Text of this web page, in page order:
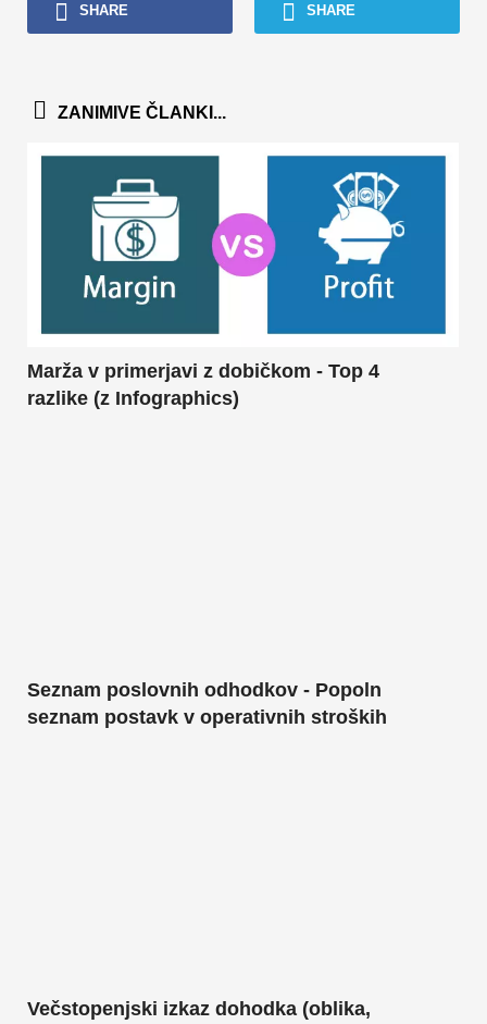
SHARE SHARE
ZANIMIVE ČLANKI...
Marža v primerjavi z dobičkom - Top 4
razlike (z Infographics)
Seznam poslovnih odhodkov - Popoln
seznam postavk v operativnih stroških
Večstopenjski izkaz dohodka (oblika,